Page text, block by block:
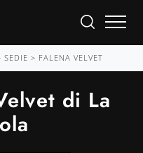
SEDIE > FALENA VELVET
di La